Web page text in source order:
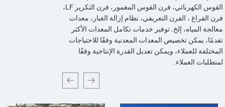
القوس الكهربائي، فرن القوس المغمور، فرن التكرير LF،
فرن الفراغ ، الفرن التعريفي، نظام إزالة الغبار، معدات
معالجة المياه، إلخ. توفير خدمات تكامل المعدات الأكثر
تقدمًا، يمكن تخصيص المعدات المعدنية وفقًا للاحتياجات
المختلفة للعملاء، ويمكن تعديل القدرة الإنتاجية وفقًا
لمتطلبات العملاء.